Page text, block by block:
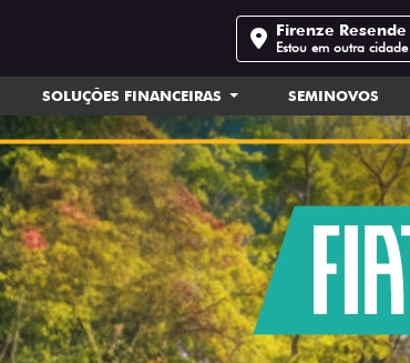
Firenze Resende
Estou em outra cidade
SOLUÇÕES FINANCEIRAS SEMINOVOS